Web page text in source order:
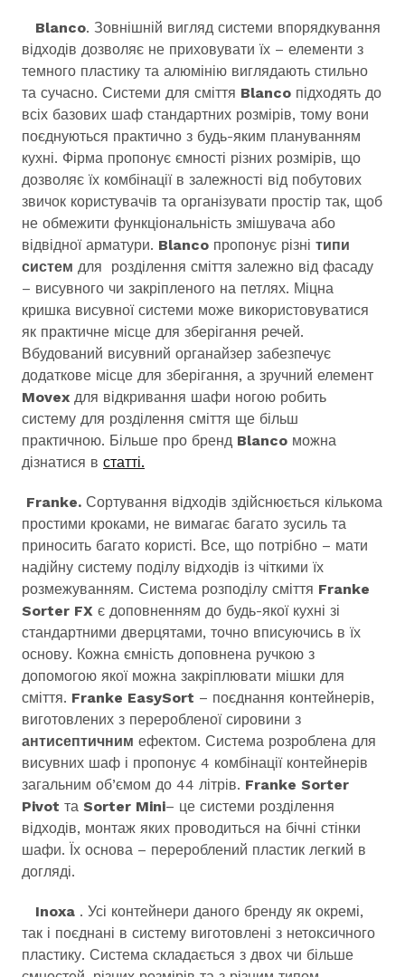
Blanco. Зовнішній вигляд системи впорядкування
відходів дозволяє не приховувати їх – елементи з
темного пластику та алюмінію виглядають стильно
та сучасно. Системи для сміття Blanco підходять до
всіх базових шаф стандартних розмірів, тому вони
поєднуються практично з будь-яким плануванням
кухні. Фірма пропонує ємності різних розмірів, що
дозволяє їх комбінації в залежності від побутових
звичок користувачів та організувати простір так, щоб
не обмежити функціональність змішувача або
відвідної арматури. Blanco пропонує різні типи
систем для розділення сміття залежно від фасаду
– висувного чи закріпленого на петлях. Міцна
кришка висувної системи може використовуватися
як практичне місце для зберігання речей.
Вбудований висувний органайзер забезпечує
додаткове місце для зберігання, а зручний елемент
Movex для відкривання шафи ногою робить
систему для розділення сміття ще більш
практичною. Більше про бренд Blanco можна
дізнатися в статті.
Franke. Сортування відходів здійснюється кількома
простими кроками, не вимагає багато зусиль та
приносить багато користі. Все, що потрібно – мати
надійну систему поділу відходів із чіткими їх
розмежуванням. Система розподілу сміття Franke
Sorter FX є доповненням до будь-якої кухні зі
стандартними дверцятами, точно вписуючись в їх
основу. Кожна ємність доповнена ручкою з
допомогою якої можна закріплювати мішки для
сміття. Franke EasySort – поєднання контейнерів,
виготовлених з переробленої сировини з
антисептичним ефектом. Система розроблена для
висувних шаф і пропонує 4 комбінації контейнерів
загальним об’ємом до 44 літрів. Franke Sorter
Pivot та Sorter Mini– це системи розділення
відходів, монтаж яких проводиться на бічні стінки
шафи. Їх основа – перероблений пластик легкий в
догляді.
Inoxa . Усі контейнери даного бренду як окремі,
так і поєднані в систему виготовлені з нетоксичного
пластику. Система складається з двох чи більше